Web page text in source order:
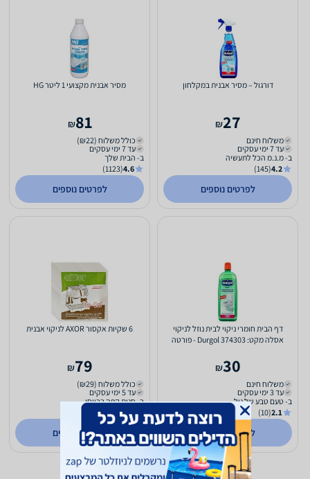
דורגול – מסיר אבנית במקלחון
27
₪
משלוח חינם
עד 7 ימי עסקים
ב- מ.נ.מ הכל לתעשיה
4.2
(145)
לפרטים נוספים
מסיר אבנית מקצועי 1 ליטר HG
81
₪
כולל משלוח (₪22)
עד 7 ימי עסקים
ב- הבית שלך
4.6
(1123)
לפרטים נוספים
דף הבית חומרי ניקוי לבית נוזל לניקוי
אסלה מקט: 374303 Durgol - פורטה
30
₪
משלוח חינם
עד 3 ימי עסקים
ב- טעם טבע של גיל
2.1
(10)
לפרטים נוספים
6 שקיות אקסור AXOR לניקוי אבנית
79
₪
כולל משלוח (₪29)
עד 5 ימי עסקים
ב- חנות קפה בריוסו
3.0
(33)
לפרטים נוספים